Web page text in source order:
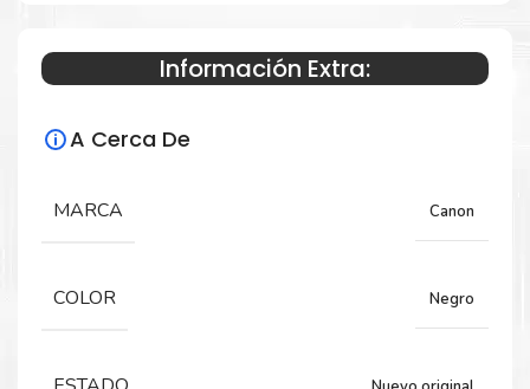
Especificaciones Técnicas
Para impresoras:
imageRUNNER ADVANCE C7565i, C7570i,
Información Extra:
A Cerca De
MARCA Canon
COLOR Negro